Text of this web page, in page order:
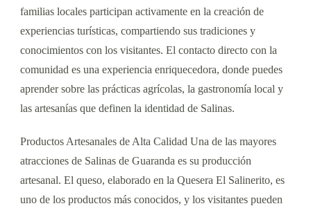
familias locales participan activamente en la creación de
experiencias turísticas, compartiendo sus tradiciones y
conocimientos con los visitantes. El contacto directo con la
comunidad es una experiencia enriquecedora, donde puedes
aprender sobre las prácticas agrícolas, la gastronomía local y
las artesanías que definen la identidad de Salinas.
Productos Artesanales de Alta Calidad Una de las mayores
atracciones de Salinas de Guaranda es su producción
artesanal. El queso, elaborado en la Quesera El Salinerito, es
uno de los productos más conocidos, y los visitantes pueden